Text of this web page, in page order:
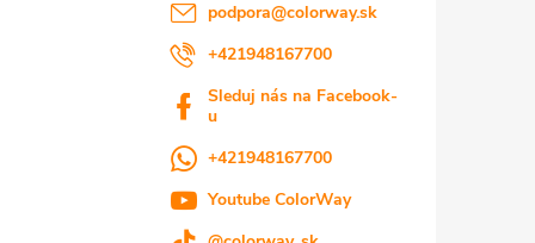
podpora@colorway.sk
+421948167700
Sleduj nás na Facebook-
u
+421948167700
Youtube ColorWay